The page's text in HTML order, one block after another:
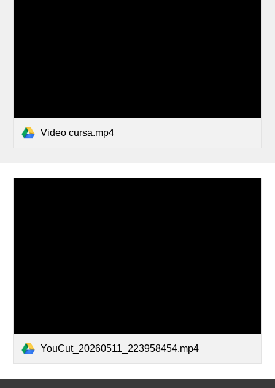
Video cursa.mp4
YouCut_20260511_223958454.mp4